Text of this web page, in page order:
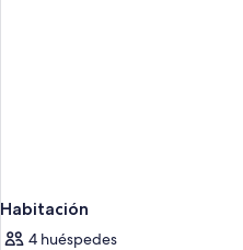
Habitación
4 huéspedes